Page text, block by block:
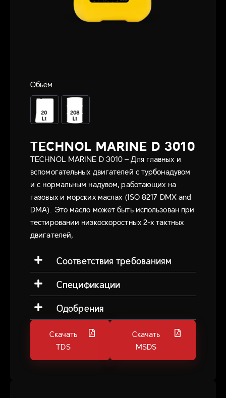
TECHNOL MARINE D 3010
TECHNOL MARINE D 3010 – Для главных и
вспомогательных двигателей с турбонадувом
и с нормальным надувом, работающих на
газовых и морских маслах (ISO 8217 DMX and
DMA). Это масло может быть использован при
тестировании низкоскоростных 2-х тактных
двигателей,
Соответствия требованиям
Спецификации
Одобрения
Скачать
TDS
Скачать
MSDS
Обьем